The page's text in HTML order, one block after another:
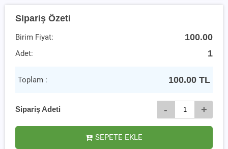
Sipariş Özeti
Birim Fiyat: 100.00
Adet: 1
Toplam : 100.00 TL
Sipariş Adeti - +
SEPETE EKLE